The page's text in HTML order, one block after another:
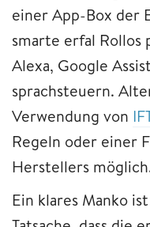
einer App-Box der
smarte erfal
Alexa, Google
sprachsteuern.
Verwendung von
Regeln oder einer
Herstellers
Ein klares Manko